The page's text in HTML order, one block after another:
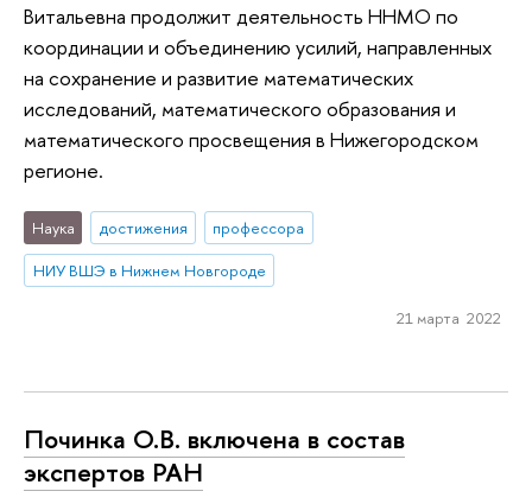
Витальевна продолжит деятельность ННМО по
координации и объединению усилий, направленных
на сохранение и развитие математических
исследований, математического образования и
математического просвещения в Нижегородском
регионе.
Наука достижения
профессора
НИУ ВШЭ в Нижнем Новгороде
21 марта 2022
Починка О.В. включена в состав
экспертов РАН